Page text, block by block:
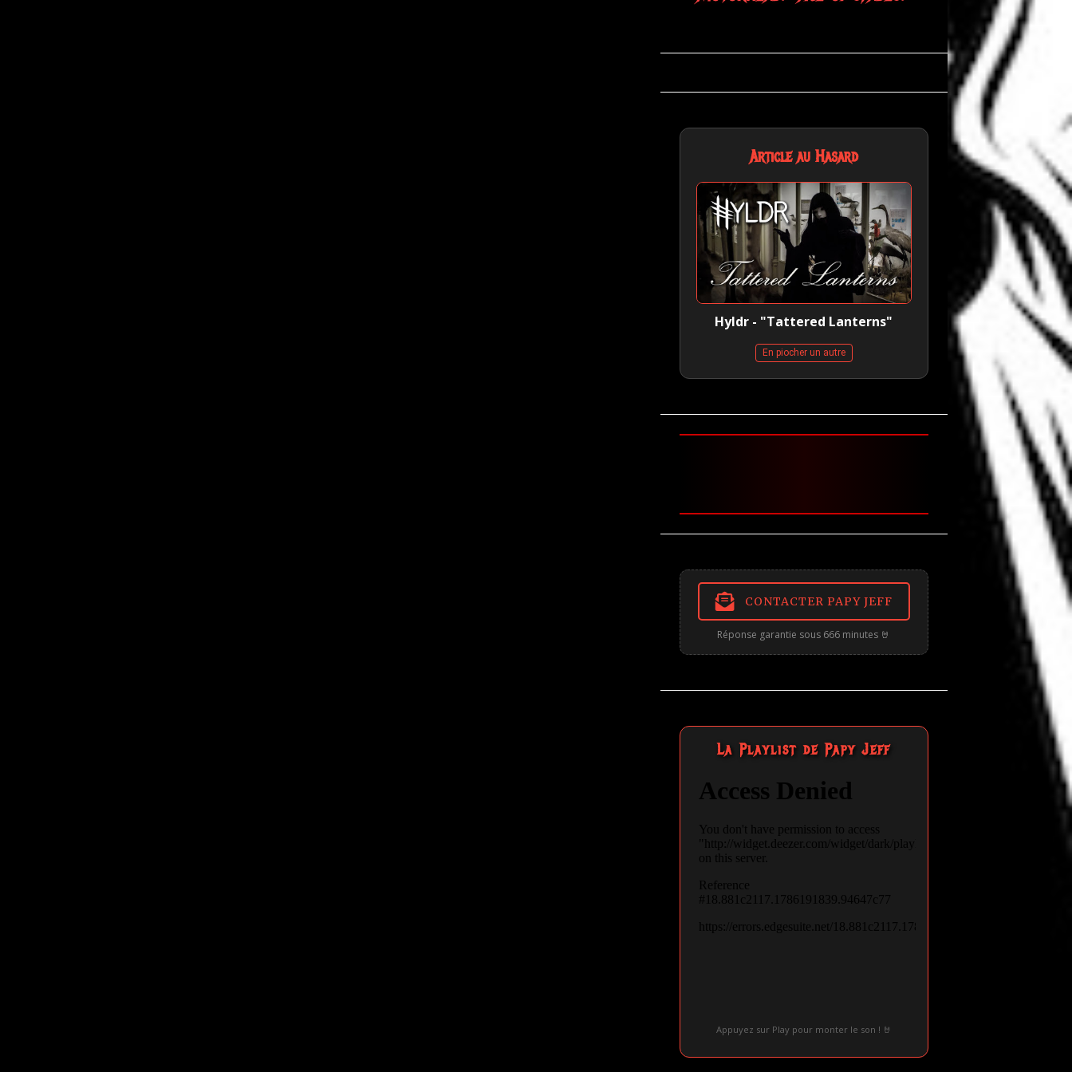
Article au Hasard
Hyldr - "Tattered Lanterns"
En piocher un autre
CONTACTER PAPY JEFF
Réponse garantie sous 666 minutes 🤘
La Playlist de Papy Jeff
Appuyez sur Play pour monter le son ! 🤘